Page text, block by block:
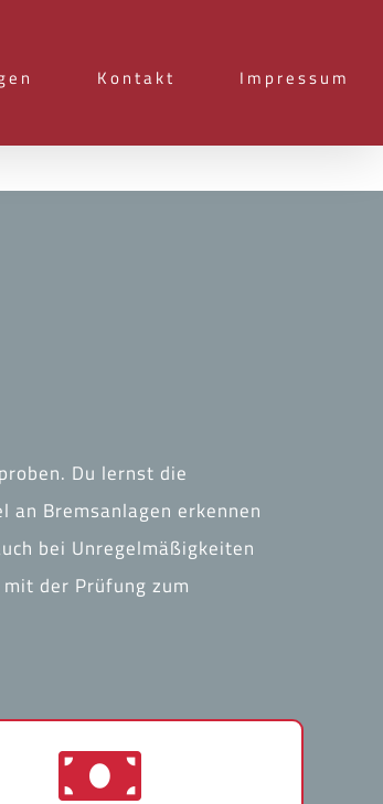
Kontakt Impressum
Du lernst die
an Bremsanlagen erkennen
bei Unregelmäßigkeiten
der Prüfung zum